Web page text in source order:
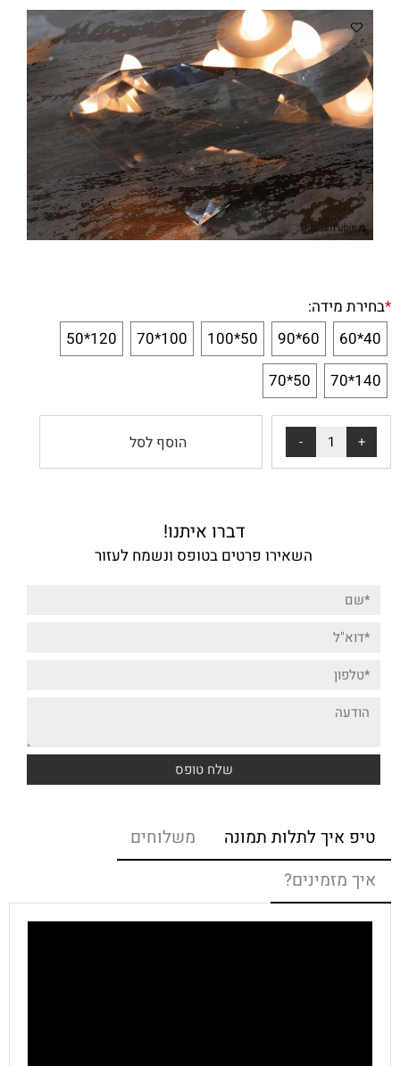
*בחירת מידה:
40*60
60*90
50*100
100*70
120*50
140*70
50*70
הוסף לסל
דברו איתנו!
השאירו פרטים בטופס ונשמח לעזור
טיפ איך לתלות תמונה
משלוחים
איך מזמינים?